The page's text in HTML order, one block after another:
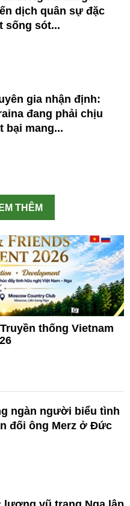
dịch quân sự đặc
sống sót...
gia nhận định:
đang phải chịu
bại mang...
THÊM
thống Vietnam
ngàn người biểu tình
đối ông Merz ở Đức